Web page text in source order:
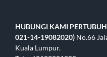
HUBUNGI KAMI
021-14-19082020) No.66
Kuala Lumpur.